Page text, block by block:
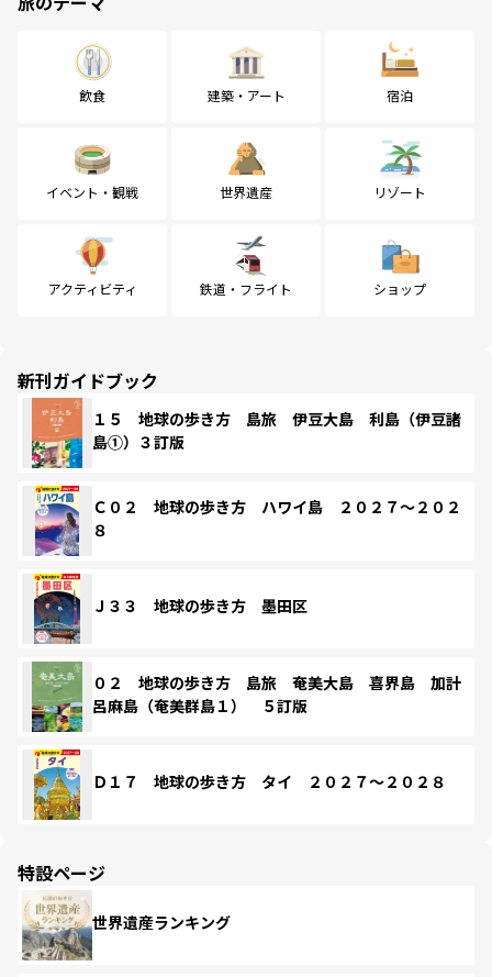
飲食 建築・アート 宿泊
イベント・観戦 世界遺産 リゾート
アクティビティ 鉄道・フライト ショップ
新刊ガイドブック
１５ 地球の歩き方 島旅 伊豆大島 利島（伊豆諸
島①）３訂版
Ｃ０２ 地球の歩き方 ハワイ島 ２０２７～２０２
８
Ｊ３３ 地球の歩き方 墨田区
０２ 地球の歩き方 島旅 奄美大島 喜界島 加計
呂麻島（奄美群島１） ５訂版
Ｄ１７ 地球の歩き方 タイ ２０２７～２０２８
特設ページ
世界遺産ランキング